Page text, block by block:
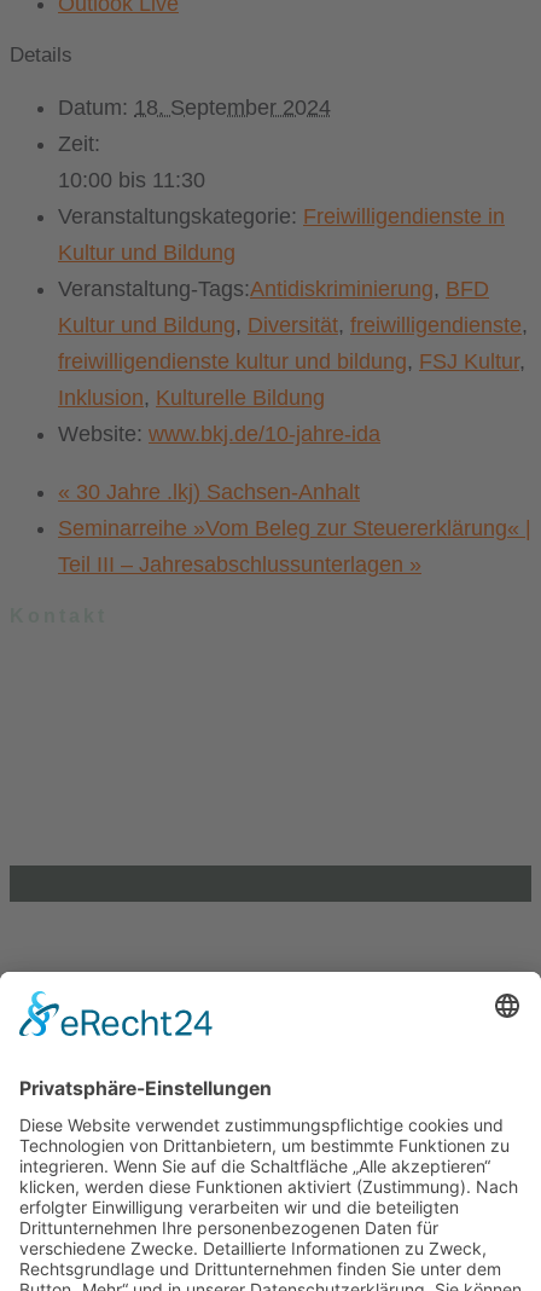
Details
Datum: 18. September 2024
Zeit:
10:00 bis 11:30
Veranstaltungskategorie: Freiwilligendienste in
Kultur und Bildung
Veranstaltung-Tags:Antidiskriminierung, BFD
Kultur und Bildung, Diversität, freiwilligendienste,
freiwilligendienste kultur und bildung, FSJ Kultur,
Inklusion, Kulturelle Bildung
Website: www.bkj.de/10-jahre-ida
« 30 Jahre .lkj) Sachsen-Anhalt
Seminarreihe »Vom Beleg zur Steuererklärung« |
Teil III – Jahresabschlussunterlagen »
Unterstütze die .lkj) Sachsen-Anhalt durch deine
Online-Einkäufe. Ganz ohne Mehrkosten.
Kontakt
Impressum
Datenschutzerklärung